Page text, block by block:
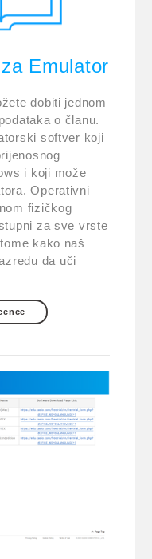
Emulator
dobiti jednom
o članu.
softver koji
i koji može
Operativni
fizičkog
za sve vrste
kako naš
da uči